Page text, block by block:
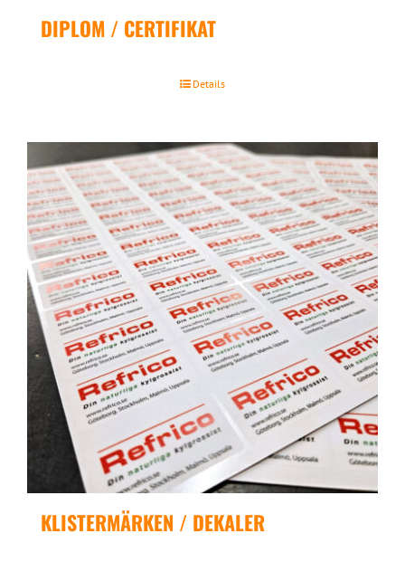
DIPLOM / CERTIFIKAT
Details
KLISTERMÄRKEN / DEKALER